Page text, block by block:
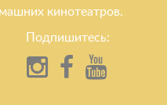
кинотеатров.
Подпишитесь: